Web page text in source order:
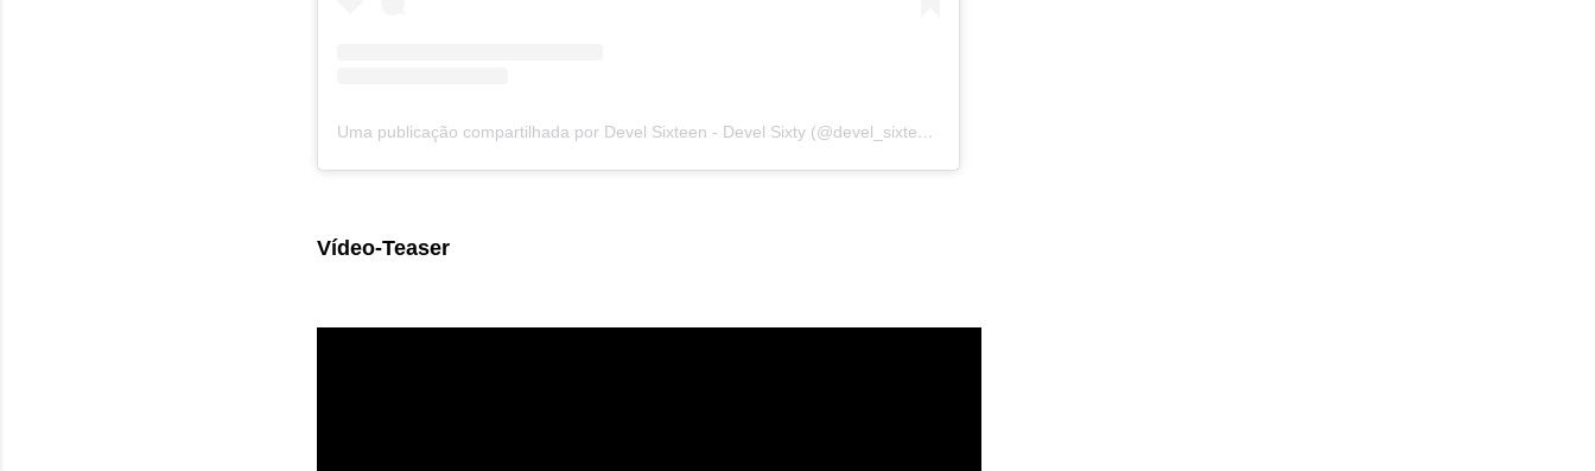
Uma publicação compartilhada por Devel Sixteen - Devel Sixty (@devel_sixteen)
Vídeo-Teaser